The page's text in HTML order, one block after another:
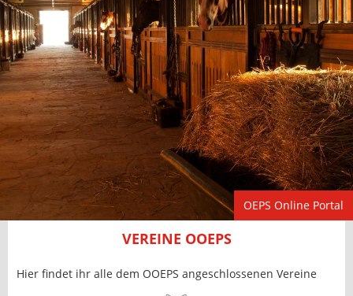
OEPS Online Portal
VEREINE OOEPS
Hier findet ihr alle dem OOEPS angeschlossenen Vereine